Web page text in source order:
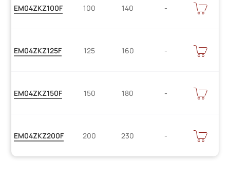
EM04ZKZ100F 100 140
В
КОРЗИНУ
EM04ZKZ125F 125 160
В
КОРЗИНУ
EM04ZKZ150F 150 180
В
КОРЗИНУ
EM04ZKZ200F 200 230
В
КОРЗИНУ